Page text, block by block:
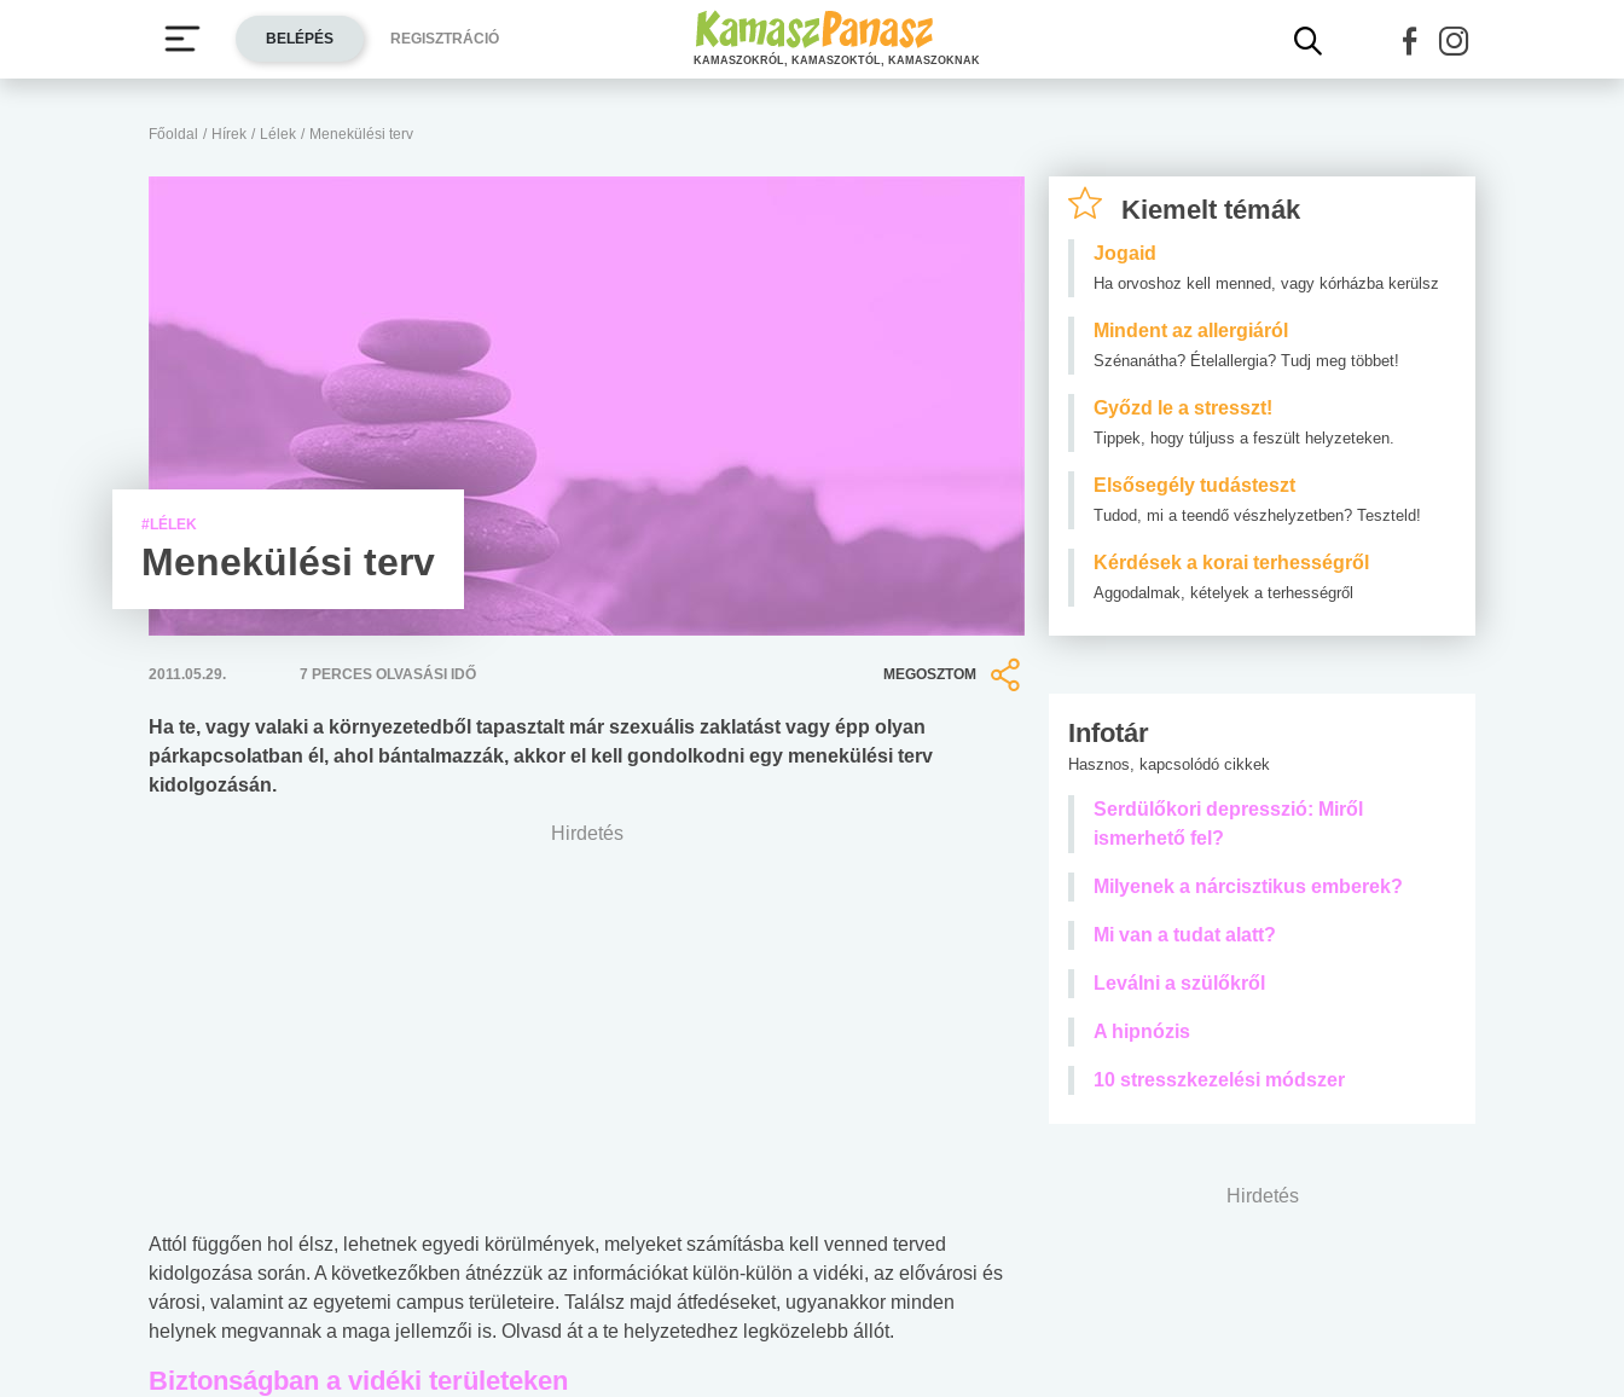
Főoldal / Hírek / Lélek / Menekülési terv
#LÉLEK
Menekülési terv
2011.05.29. 7 PERCES OLVASÁSI IDŐ MEGOSZTOM
Ha te, vagy valaki a környezetedből tapasztalt már szexuális zaklatást vagy épp olyan
párkapcsolatban él, ahol bántalmazzák, akkor el kell gondolkodni egy menekülési terv
kidolgozásán.
Hirdetés
Attól függően hol élsz, lehetnek egyedi körülmények, melyeket számításba kell venned terved
kidolgozása során. A következőkben átnézzük az információkat külön-külön a vidéki, az elővárosi és
városi, valamint az egyetemi campus területeire. Találsz majd átfedéseket, ugyanakkor minden
helynek megvannak a maga jellemzői is. Olvasd át a te helyzetedhez legközelebb állót.
Biztonságban a vidéki területeken
Kiemelt témák
Jogaid
Ha orvoshoz kell menned, vagy kórházba kerülsz
Mindent az allergiáról
Szénanátha? Ételallergia? Tudj meg többet!
Győzd le a stresszt!
Tippek, hogy túljuss a feszült helyzeteken.
Elsősegély tudásteszt
Tudod, mi a teendő vészhelyzetben? Teszteld!
Kérdések a korai terhességről
Aggodalmak, kételyek a terhességről
Infotár
Hasznos, kapcsolódó cikkek
Serdülőkori depresszió: Miről
ismerhető fel?
Milyenek a nárcisztikus emberek?
Mi van a tudat alatt?
Leválni a szülőkről
A hipnózis
10 stresszkezelési módszer
Hirdetés
BELÉPÉS REGISZTRÁCIÓ
KAMASZOKRÓL, KAMASZOKTÓL, KAMASZOKNAK